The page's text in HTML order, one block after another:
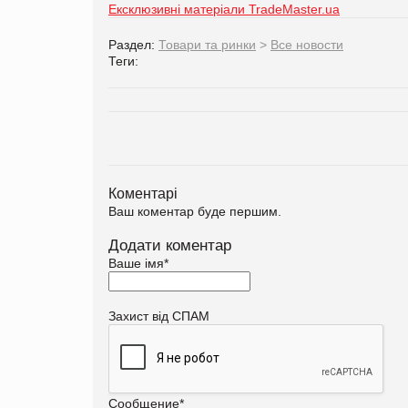
Ексклюзивні матеріали TradeMaster.ua
Раздел: Товари та ринки > Все новости
Теги:
Коментарі
Ваш коментар буде першим.
Додати коментар
Ваше імя*
Захист від СПАМ
Сообщение*